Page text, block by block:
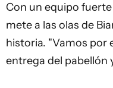
Con un equipo
mete a las olas de
historia. "Vamos por
entrega del pabellón